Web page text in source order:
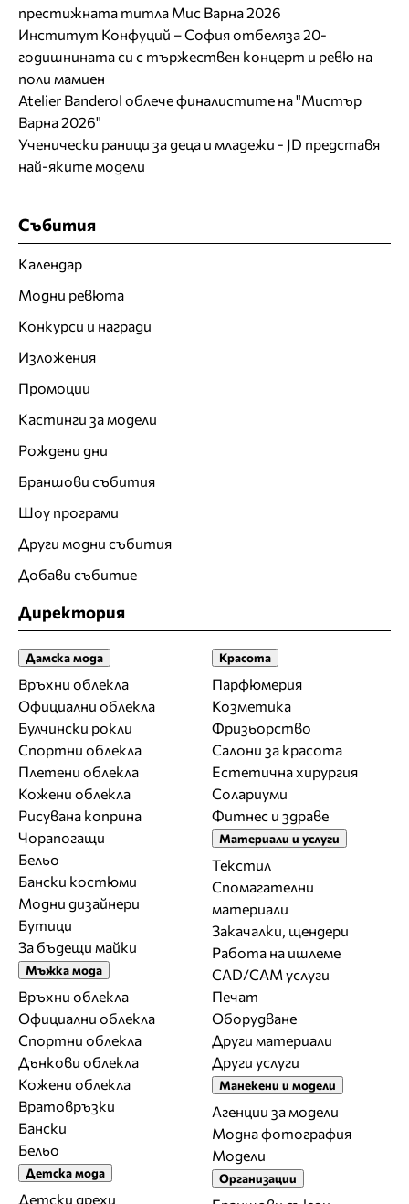
престижната титла Мис Варна 2026
Институт Конфуций – София отбеляза 20-
годишнината си с тържествен концерт и ревю на
поли мамиен
Atelier Banderol облече финалистите на "Мистър
Варна 2026"
Ученически раници за деца и младежи - JD представя
най-яките модели
Събития
Календар
Модни ревюта
Конкурси и награди
Изложения
Промоции
Кастинги за модели
Рождени дни
Браншови събития
Шоу програми
Други модни събития
Добави събитие
Директория
Дамска мода
Връхни облекла
Официални облекла
Булчински рокли
Спортни облекла
Плетени облекла
Кожени облекла
Рисувана коприна
Чорапогащи
Бельо
Бански костюми
Модни дизайнери
Бутици
За бъдещи майки
Мъжка мода
Връхни облекла
Официални облекла
Спортни облекла
Дънкови облекла
Кожени облекла
Вратовръзки
Бански
Бельо
Детска мода
Детски дрехи
Красота
Парфюмерия
Козметика
Фризьорство
Салони за красота
Естетична хирургия
Солариуми
Фитнес и здраве
Материали и услуги
Текстил
Спомагателни
материали
Закачалки, щендери
Работа на ишлеме
CAD/CAM услуги
Печат
Оборудване
Други материали
Други услуги
Манекени и модели
Агенции за модели
Модна фотография
Модели
Организации